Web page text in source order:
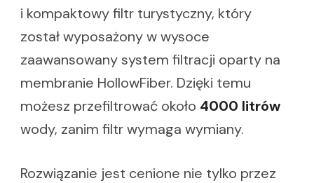
i kompaktowy filtr turystyczny, który
został wyposażony w wysoce
zaawansowany system filtracji oparty na
membranie HollowFiber. Dzięki temu
możesz przefiltrować około 4000 litrów
wody, zanim filtr wymaga wymiany.
Rozwiązanie jest cenione nie tylko przez